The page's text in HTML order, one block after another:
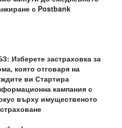
с Postbank
Изберете застраховка за
която отговаря на
ви Стартира
кампания с
върху имущественото